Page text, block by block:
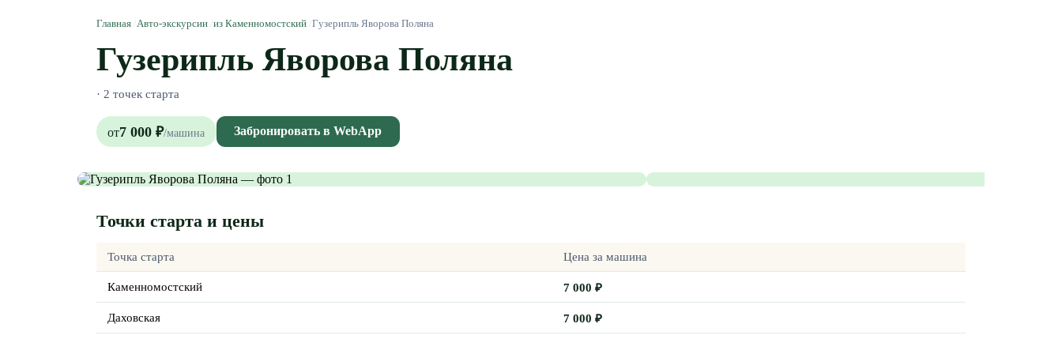
Главная Авто-экскурсии из Каменномостский Гузерипль Яворова Поляна
Гузерипль Яворова Поляна
· 2 точек старта
от7 000 ₽/машина Забронировать в WebApp
Точки старта и цены
Точка старта Цена замашина
Каменномостский 7 000 ₽
Даховская 7 000 ₽